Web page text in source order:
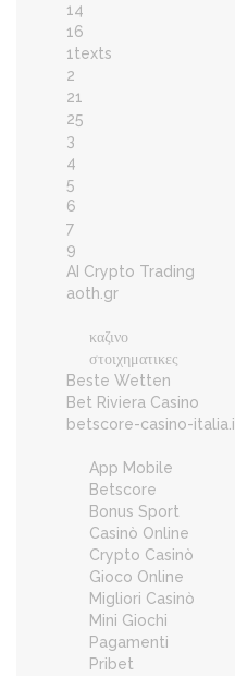
14
16
1texts
2
21
25
3
4
5
6
7
9
AI Crypto Trading
aoth.gr
καζινο
στοιχηματικες
Beste Wetten
Bet Riviera Casino
betscore-casino-
App Mobile
Betscore
Bonus Sport
Casinò Online
Crypto Casinò
Gioco Online
Migliori Casinò
Mini Giochi
Pagamenti
Pribet